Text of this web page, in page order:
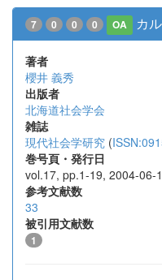
7 0 0 0 OA カ
著者
櫻井 義秀
出版者
北海道社会学会
雑誌
現代社会学研究 (
巻号頁・発行日
vol.17, pp.1-19, 2004-06-
参考文献数
33
被引用文献数
1